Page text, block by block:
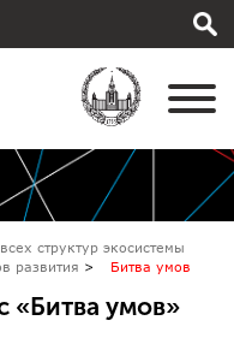
структур экосистемы
развития Битва умов
«Битва умов»